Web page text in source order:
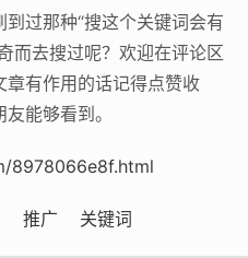
过那种“搜这个关键词会有
而去搜过呢？欢迎在评论区
有作用的话记得点赞收
能够看到。
8978066e8f.html
推广 关键词